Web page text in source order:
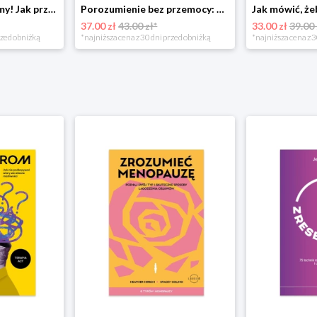
Już się nie rozumiemy! Jak przeżyć czas trzaskających drzwi Esprit
obniżką
Porozumienie bez przemocy: o języku życia Czarna owca
37.00 zł43.00 zł*
*najniższa cena z 30 dni przed obniżką
33.00 zł39.00
*najniższa cena z